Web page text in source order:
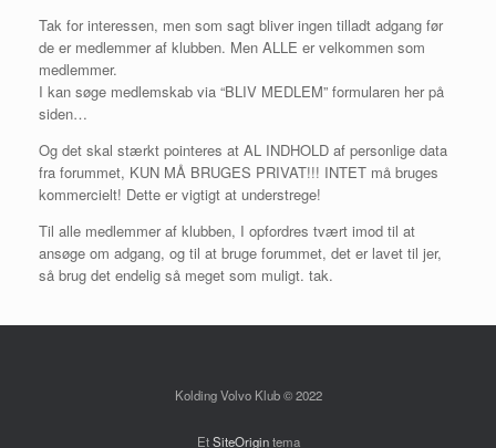
Tak for interessen, men som sagt bliver ingen tilladt adgang før
de er medlemmer af klubben. Men ALLE er velkommen som
medlemmer.
I kan søge medlemskab via “BLIV MEDLEM” formularen her på
siden…
Og det skal stærkt pointeres at AL INDHOLD af personlige data
fra forummet, KUN MÅ BRUGES PRIVAT!!! INTET må bruges
kommercielt! Dette er vigtigt at understrege!
Til alle medlemmer af klubben, I opfordres tvært imod til at
ansøge om adgang, og til at bruge forummet, det er lavet til jer,
så brug det endelig så meget som muligt. tak.
Kolding Volvo Klub © 2022
EtSiteOrigintema